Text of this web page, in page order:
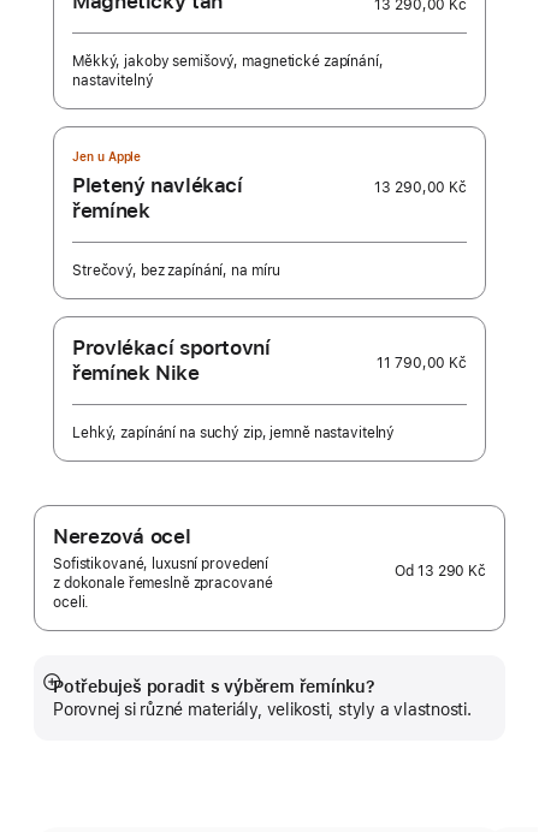
13 290,00 Kč
Měkký, jakoby semišový, magnetické zapínání,
nastavitelný
Jen u Apple
Pletený navlékací
řemínek
13 290,00 Kč
Strečový, bez zapínání, na míru
Provlékací sportovní
řemínek Nike
11 790,00 Kč
Lehký, zapínání na suchý zip, jemně nastavitelný
Nerezová ocel
Sofistikované, luxusní provedení
z dokonale řemeslně zpracované
oceli.
Od13 290 Kč
Potřebuješ poradit s výběrem řemínku?
Porovnej si různé materiály, velikosti, styly a vlastnosti.
Zobrazit
více